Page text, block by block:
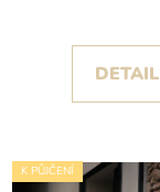
DETAIL
K PŮJČENÍ